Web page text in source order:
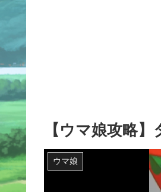
【ウマ娘攻略
ウマ娘